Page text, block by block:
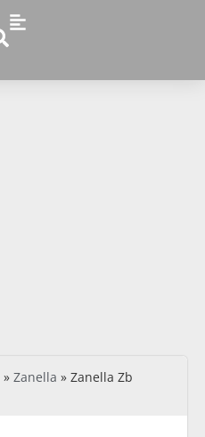
» Zanella » Zanella Zb